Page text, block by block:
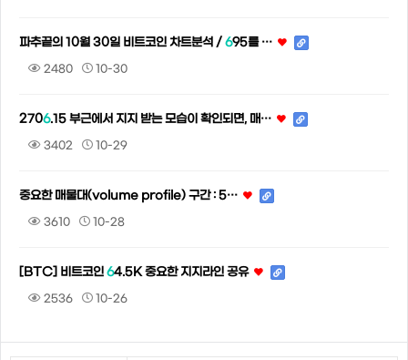
파추끝의 10월 30일 비트코인 차트분석 / 695를 …
2480 10-30
2706.15 부근에서 지지 받는 모습이 확인되면, 매…
3402 10-29
중요한 매물대(volume profile) 구간 : 5…
3610 10-28
[BTC] 비트코인 64.5K 중요한 지지라인 공유
2536 10-26